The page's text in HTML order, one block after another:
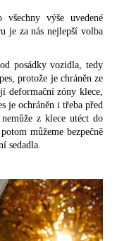
výše uvedené
je za nás nejlepší volba
posádky vozidla, tedy
protože je chráněn ze
deformační zóny klece,
je ochráněn i třeba před
z klece utéct do
můžeme bezpečně
sedadla.